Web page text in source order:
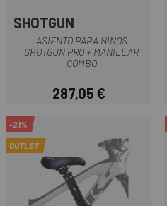
SHOTGUN
ASIENTO PARA NINOS
SHOTGUN PRO + MANILLAR
COMBO
Precio
287,05 €
-21%
OUTLET